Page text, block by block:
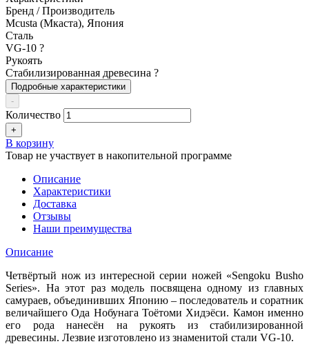
Бренд / Производитель
Mcusta (Мкаста), Япония
Сталь
VG-10 ?
Рукоять
Стабилизированная древесина ?
Подробные характеристики
-
Количество
+
В корзину
Товар не участвует в накопительной программе
Описание
Характеристики
Доставка
Отзывы
Наши преимущества
Описание
Четвёртый нож из интересной серии ножей «Sengoku Busho
Series». На этот раз модель посвящена одному из главных
самураев, объединивших Японию – последователь и соратник
величайшего Ода Нобунага Тоётоми Хидэёси. Камон именно
его рода нанесён на рукоять из стабилизированной
древесины. Лезвие изготовлено из знаменитой стали VG-10.